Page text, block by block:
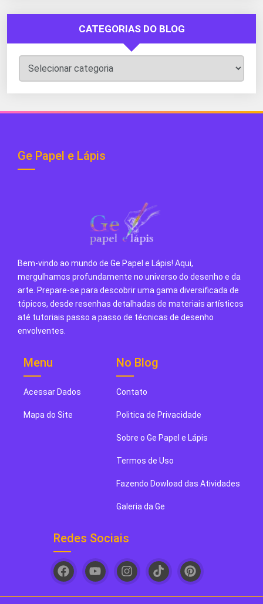
CATEGORIAS DO BLOG
Categorias
do
Blog
Ge Papel e Lápis
Bem-vindo ao mundo de Ge Papel e Lápis! Aqui,
mergulhamos profundamente no universo do desenho e da
arte. Prepare-se para descobrir uma gama diversificada de
tópicos, desde resenhas detalhadas de materiais artísticos
até tutoriais passo a passo de técnicas de desenho
envolventes.
Menu
Acessar Dados
Mapa do Site
No Blog
Contato
Politica de Privacidade
Sobre o Ge Papel e Lápis
Termos de Uso
Fazendo Dowload das Atividades
Galeria da Ge
Redes Sociais